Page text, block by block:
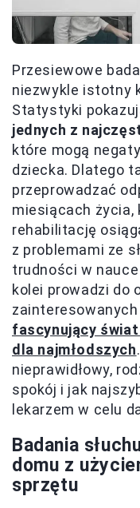
Przesiewowe
niezwykle istotny
Statystyki
jednych z
które mogą
dziecka. Dlatego
przeprowadzać
miesiącach życia,
rehabilitację
z problemami ze
trudności w
kolei prowadzi do
fascynujący
dla najmłodszych
nieprawidłowy,
spokój i jak
lekarzem w celu
Badania
domu z
sprzętu